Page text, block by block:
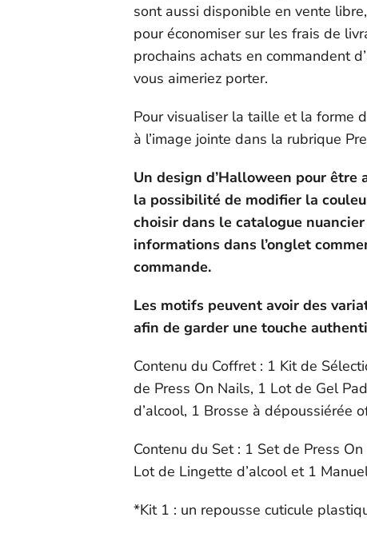
sont aussi disponible en vente
pour économiser sur les frais de
prochains achats en commandent
vous aimeriez porter.
Pour visualiser la taille et la forme
à l’image jointe dans la rubrique
Un design d’Halloween pour être
la possibilité de modifier la
choisir dans le catalogue
informations dans l’onglet
commande.
Les motifs peuvent avoir des
afin de garder une touche
Contenu du Coffret : 1 Kit de
de Press On Nails, 1 Lot de Gel
d’alcool, 1 Brosse à dépoussiérée
Contenu du Set : 1 Set de Press
Lot de Lingette d’alcool et 1
*Kit 1 : un repousse cuticule